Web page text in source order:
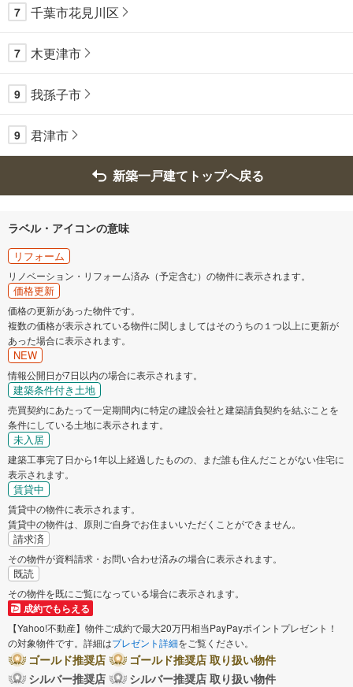
7 千葉市花見川区
7 木更津市
9 我孫子市
9 君津市
新築一戸建てトップへ戻る
ラベル・アイコンの意味
リフォーム
リノベーション・リフォーム済み（予定含む）の物件に表示されます。
価格更新
価格の更新があった物件です。
複数の価格が表示されている物件に関しましてはそのうちの１つ以上に更新が
あった場合に表示されます。
NEW
情報公開日が7日以内の場合に表示されます。
建築条件付き土地
売買契約にあたって一定期間内に特定の建設会社と建築請負契約を結ぶことを
条件にしている土地に表示されます。
未入居
建築工事完了日から1年以上経過したものの、まだ誰も住んだことがない住宅に
表示されます。
賃貸中
賃貸中の物件に表示されます。
賃貸中の物件は、原則ご自身でお住まいいただくことができません。
請求済
その物件が資料請求・お問い合わせ済みの場合に表示されます。
既読
その物件を既にご覧になっている場合に表示されます。
成約でもらえる
【Yahoo!不動産】物件ご成約で最大20万円相当PayPayポイントプレゼント！
の対象物件です。詳細はプレゼント詳細をご覧ください。
ゴールド推奨店
ゴールド推奨店 取り扱い物件
シルバー推奨店
シルバー推奨店 取り扱い物件